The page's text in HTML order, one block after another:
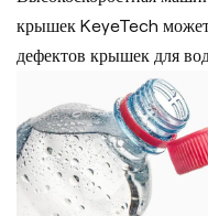
крышек KeyeTech может
дефектов крышек для